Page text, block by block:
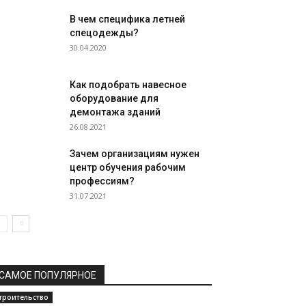
В чем специфика летней
спецодежды?
30.04.2020
Как подобрать навесное
оборудование для
демонтажа зданий
26.08.2021
Зачем организациям нужен
центр обучения рабочим
профессиям?
31.07.2021
ПОПУЛЯРНОЕ